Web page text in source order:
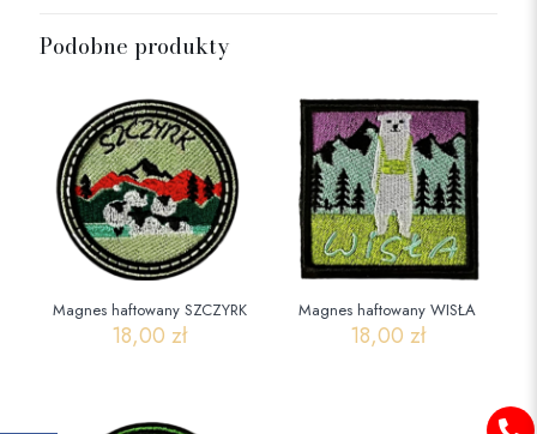
Podobne produkty
Magnes haftowany SZCZYRK
18,00zł
Magnes haftowany WISŁA
18,00 zł